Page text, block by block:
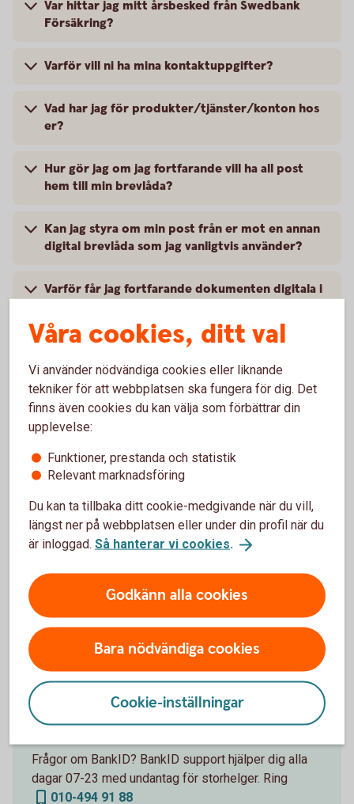
Var hittar jag mitt årsbesked från Swedbank
Försäkring?
Varför vill ni ha mina kontaktuppgifter?
Vad har jag för produkter/tjänster/konton hos
er?
Hur gör jag om jag fortfarande vill ha all post
hem till min brevlåda?
Kan jag styra om min post från er mot en annan
digital brevlåda som jag vanligtvis använder?
Varför får jag fortfarande dokumenten digitala i
distribution?
Hur stänger jag av det postala utskicket vid
bolagshändelser?
Kontakta oss
Digital Support
. Öppet måndag-fredag 08.00-
20.00, lördag-söndag 08.00-18.00 (stängt
storhelger).
BankID support
Frågor om BankID? BankID support hjälper dig alla
dagar 07-23 med undantag för storhelger. Ring
010-494 91 88
Våra cookies, ditt val
Vi använder nödvändiga cookies eller liknande
tekniker för att webbplatsen ska fungera för dig. Det
finns även cookies du kan välja som förbättrar din
upplevelse:
Funktioner, prestanda och statistik
Relevant marknadsföring
Du kan ta tillbaka ditt cookie-medgivande när du vill,
längst ner på webbplatsen eller under din profil när du
är inloggad. Så hanterar vi cookies.
Godkänn alla cookies
Bara nödvändiga cookies
Cookie-inställningar